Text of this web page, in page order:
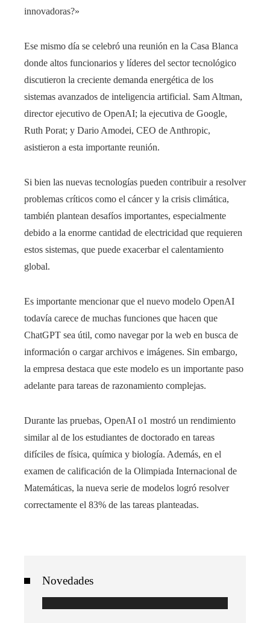
innovadoras?»
Ese mismo día se celebró una reunión en la Casa Blanca
donde altos funcionarios y líderes del sector tecnológico
discutieron la creciente demanda energética de los
sistemas avanzados de inteligencia artificial. Sam Altman,
director ejecutivo de OpenAI; la ejecutiva de Google,
Ruth Porat; y Dario Amodei, CEO de Anthropic,
asistieron a esta importante reunión.
Si bien las nuevas tecnologías pueden contribuir a resolver
problemas críticos como el cáncer y la crisis climática,
también plantean desafíos importantes, especialmente
debido a la enorme cantidad de electricidad que requieren
estos sistemas, que puede exacerbar el calentamiento
global.
Es importante mencionar que el nuevo modelo OpenAI
todavía carece de muchas funciones que hacen que
ChatGPT sea útil, como navegar por la web en busca de
información o cargar archivos e imágenes. Sin embargo,
la empresa destaca que este modelo es un importante paso
adelante para tareas de razonamiento complejas.
Durante las pruebas, OpenAI o1 mostró un rendimiento
similar al de los estudiantes de doctorado en tareas
difíciles de física, química y biología. Además, en el
examen de calificación de la Olimpiada Internacional de
Matemáticas, la nueva serie de modelos logró resolver
correctamente el 83% de las tareas planteadas.
Novedades